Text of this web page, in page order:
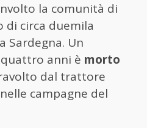
la comunità di
di circa duemila
Sardegna. Un
anni è morto
dal trattore
campagne del